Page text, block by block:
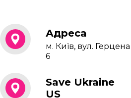
Адреса
м. Київ, вул. Герцена
6
Save Ukraine
US